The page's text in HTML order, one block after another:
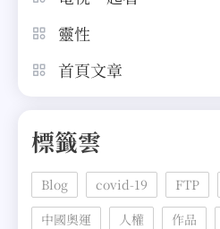
靈性
首頁文章
標籤雲
Blog covid-19 FTP
中國奧運
人權 作品